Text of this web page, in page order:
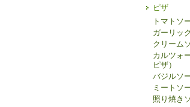
ピザ
トマトソ
ガーリ
クリーム
カルツォ
ピザ）
バジルソ
ミートソ
照り焼き